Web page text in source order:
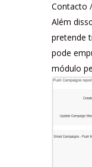
Contacto
Além
pretende
pode
módulo